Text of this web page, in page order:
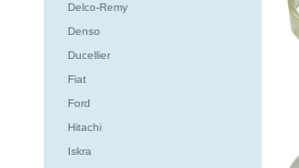
Delco-Remy
Denso
Ducellier
Fiat
Ford
Hitachi
Iskra